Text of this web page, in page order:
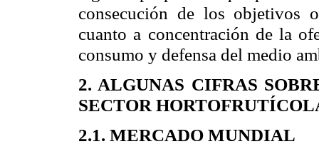
consecución de los objetivos
cuanto a concentración de la
consumo y defensa del medio
2. ALGUNAS CIFRAS
SECTOR
2.1. MERCADO MUNDIAL